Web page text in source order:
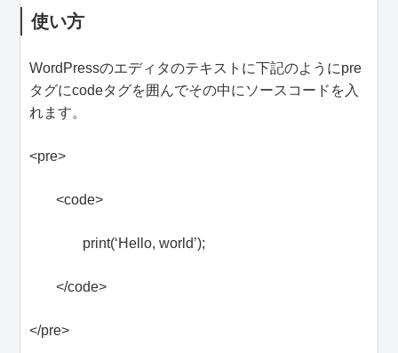
使い方
WordPressのエディタのテキストに下記のようにpre
タグにcodeタグを囲んでその中にソースコードを入
れます。
<pre>
<code>
print(‘Hello, world’);
</code>
</pre>